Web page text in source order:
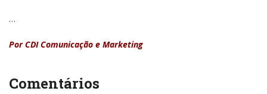
…
Por CDI Comunicação e Marketing
Comentários